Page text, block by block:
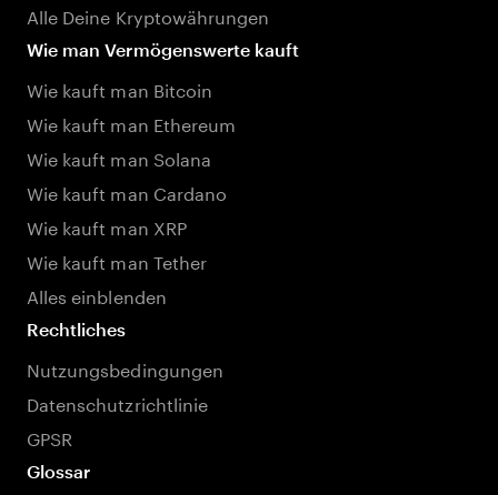
Alle Deine Kryptowährungen
Wie man Vermögenswerte kauft
Wie kauft man Bitcoin
Wie kauft man Ethereum
Wie kauft man Solana
Wie kauft man Cardano
Wie kauft man XRP
Wie kauft man Tether
Alles einblenden
Rechtliches
Nutzungsbedingungen
Datenschutzrichtlinie
GPSR
Glossar